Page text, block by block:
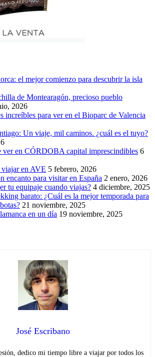
el mejor comienzo para descubrir la isla
de Montearagón, precioso pueblo
2026
increíbles para ver en el Bioparc de Valencia
Un viaje, mil caminos. ¿cuál es el tuyo?
ver en CÓRDOBA capital imprescindibles 6
viajar en AVE 5 febrero, 2026
encanto para visitar en España 2 enero, 2026
tu equipaje cuando viajas? 4 diciembre, 2025
barato: ¿Cuál es la mejor temporada para
21 noviembre, 2025
en un día 19 noviembre, 2025
José Escribano
dedico mi tiempo libre a viajar por todos los